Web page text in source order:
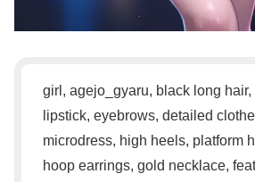
girl, agejo_gyaru, black long hair,
lipstick, eyebrows, detailed
microdress, high heels, platform
hoop earrings, gold necklace,